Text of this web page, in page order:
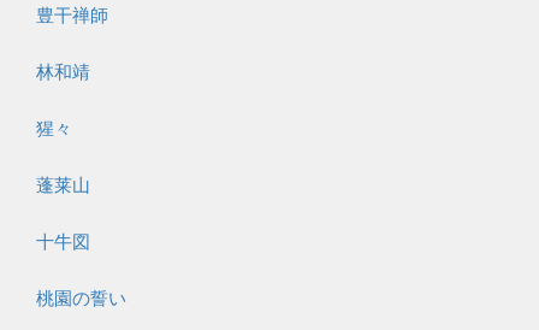
豊干禅師
林和靖
猩々
蓬莱山
十牛図
桃園の誓い